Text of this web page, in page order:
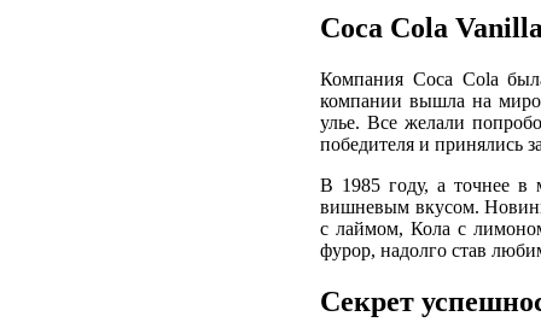
Coca Cola
Компания Coca Cola
компании вышла на
улье. Все желали
победителя и принялись
В 1985 году, а точнее в
вишневым вкусом.
с лаймом, Кола с
фурор, надолго став
Секрет